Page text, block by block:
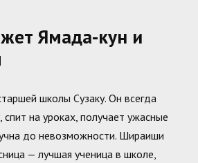
Ямада-кун и
школы Сузаку. Он всегда
на уроках, получает ужасные
до невозможности. Шираиши
— лучшая ученица в школе,